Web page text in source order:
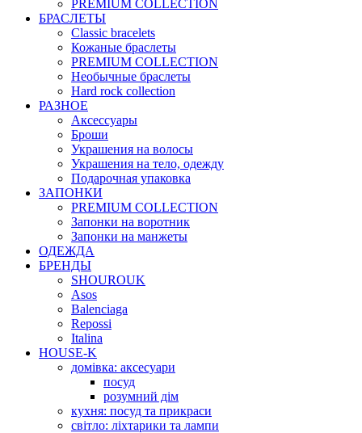
PREMIUM COLLECTION
БРАСЛЕТЫ
Classic bracelets
Кожаные браслеты
PREMIUM COLLECTION
Необычные браслеты
Hard rock collection
РАЗНОЕ
Аксессуары
Броши
Украшения на волосы
Украшения на тело, одежду
Подарочная упаковка
ЗАПОНКИ
PREMIUM COLLECTION
Запонки на воротник
Запонки на манжеты
ОДЕЖДА
БРЕНДЫ
SHOUROUK
Asos
Balenciaga
Repossi
Italina
HOUSE-K
домівка: аксесуари
посуд
розумний дім
кухня: посуд та прикраси
світло: ліхтарики та лампи